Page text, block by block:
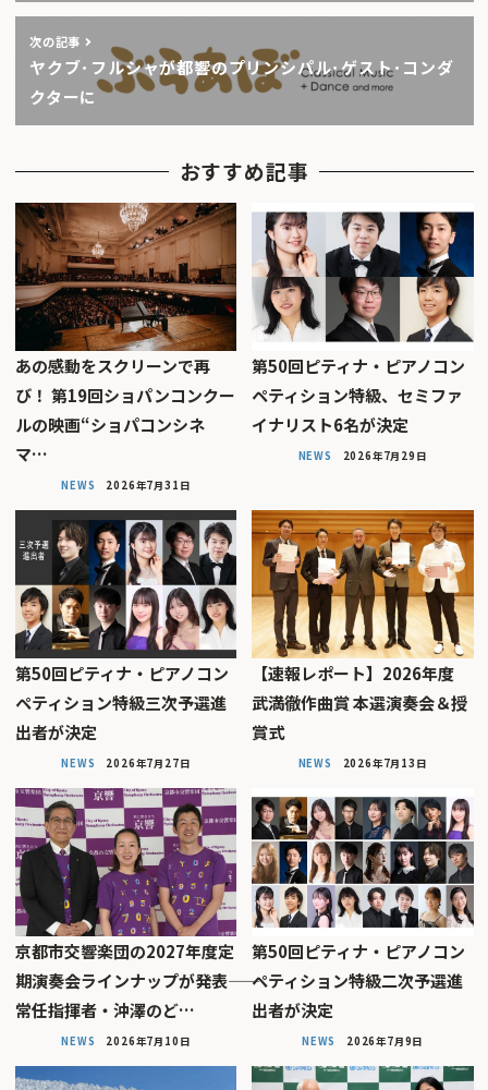
次の記事
ヤクブ･フルシャが都響のプリンシパル･ゲスト･コンダ
クターに
おすすめ記事
あの感動をスクリーンで再
び！ 第19回ショパンコンクー
ルの映画“ショパコンシネ
マ…
NEWS 2026年7月31日
第50回ピティナ・ピアノコン
ペティション特級、セミファ
イナリスト6名が決定
NEWS 2026年7月29日
第50回ピティナ・ピアノコン
ペティション特級三次予選進
出者が決定
NEWS 2026年7月27日
【速報レポート】2026年度
武満徹作曲賞 本選演奏会＆授
賞式
NEWS 2026年7月13日
京都市交響楽団の2027年度定
期演奏会ラインナップが発表――
常任指揮者・沖澤のど…
NEWS 2026年7月10日
第50回ピティナ・ピアノコン
ペティション特級二次予選進
出者が決定
NEWS 2026年7月9日